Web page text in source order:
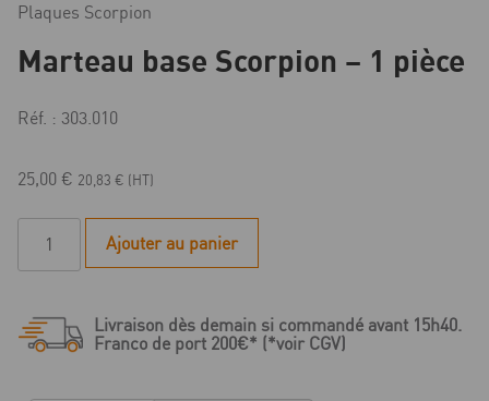
Plaques Scorpion
Marteau base Scorpion – 1 pièce
Réf. : 303.010
25,00 € 20,83 € (HT)
Scorpion
Ajouter au panier
Livraison dès demain si commandé avant 15h40.
Franco de port 200€* (*voir CGV)